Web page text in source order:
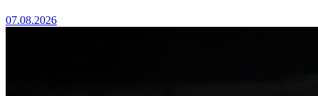
07.08.2026